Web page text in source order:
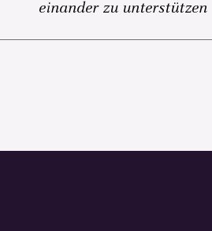
einander zu unterstützen